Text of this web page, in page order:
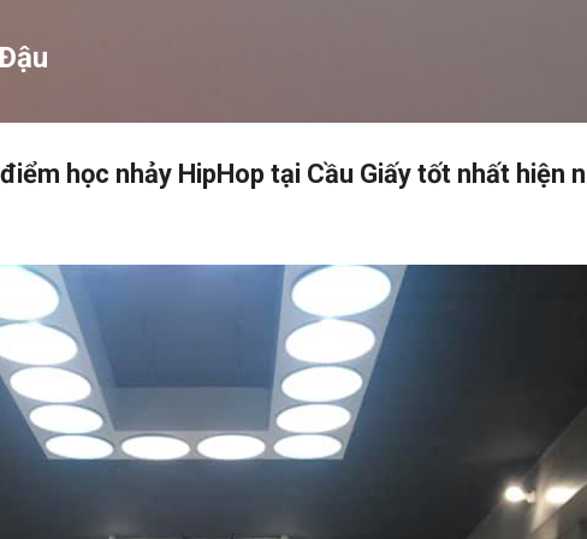
học nhảy HipHop tại Cầu Giấy tốt nhất hiện